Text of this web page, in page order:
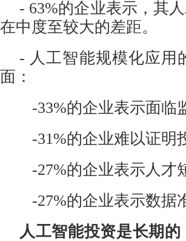
- 63%的企业表示，其
在中度至较大的差距。
- 人工智能规模化应用
面：
-33%的企业表示面临
-31%的企业难以证明
-27%的企业表示人才
-27%的企业表示数据
人工智能投资是长期